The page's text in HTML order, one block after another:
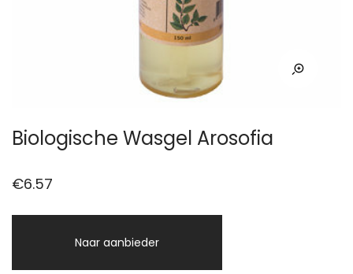
Biologische Wasgel Arosofia
€6.57
Naar aanbieder